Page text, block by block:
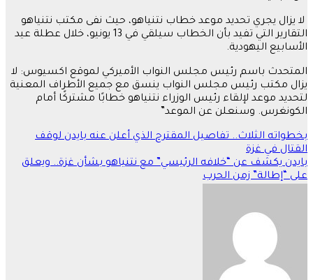
لا يزال يجري تحديد موعد خطاب نتنياهو، حيث نفى مكتب نتنياهو
التقارير التي تفيد بأن الخطاب سيلقي في 13 يونيو، خلال عطلة عيد
الأسابيع اليهودية.
المتحدث باسم رئيس مجلس النواب الأميركي لموقع اكسيوس: لا
يزال مكتب رئيس مجلس النواب ينسق مع جميع الأطراف المعنية
لتحديد موعد لإلقاء رئيس الوزراء نتنياهو خطابًا مشتركًا أمام
الكونغرس. وسنعلن عن الموعد”
تصفّح
المقالات
بخطواته الثلاث.. تفاصيل المقترح الذي أعلن عنه بايدن لوقف
القتال في غزة
بايدن يكشف عن “خلافه الرئيسي” مع نتنياهو بشأن غزة.. ويعلق
على “إطالة” زمن الحرب